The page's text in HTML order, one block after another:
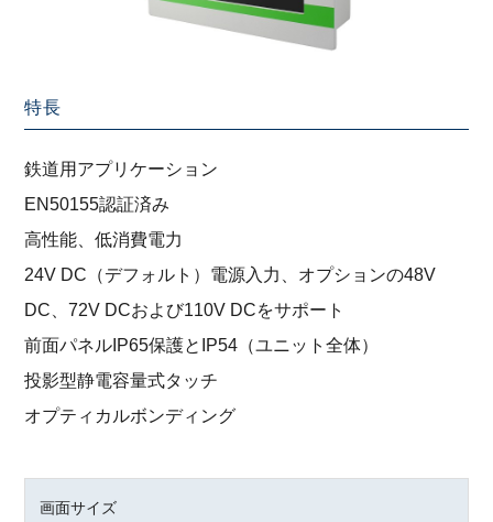
特長
鉄道用アプリケーション
EN50155認証済み
高性能、低消費電力
24V DC（デフォルト）電源入力、オプションの48V
DC、72V DCおよび110V DCをサポート
前面パネルIP65保護とIP54（ユニット全体）
投影型静電容量式タッチ
オプティカルボンディング
画面サイズ